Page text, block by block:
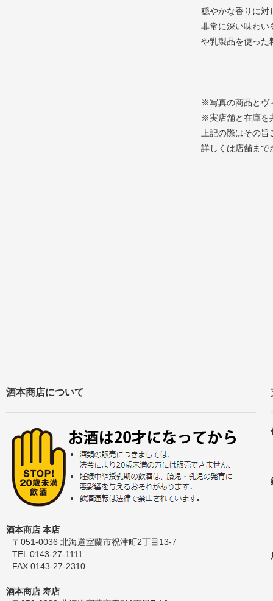
穏やかな香りに対
非常に深い味わい
や乳製品を使った
※写真の商品とヴ
※実店舗と在庫を
上記の際はその旨
詳しくは店舗まで
酒本商店について
酒本商店 本店
〒051-0036 北海道室蘭市祝津町2丁目13-7
TEL 0143-27-1111
FAX 0143-27-2310
酒本商店 寿店